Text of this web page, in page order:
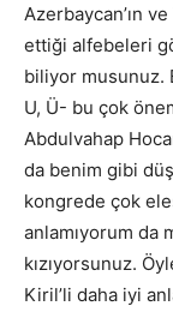
Azerbaycan’ın
ettiği alfebeleri
biliyor musunuz.
U, Ü- bu çok
Abdulvahap
da benim gibi
kongrede çok
anlamıyorum da
kızıyorsunuz.
Kiril’li daha iyi